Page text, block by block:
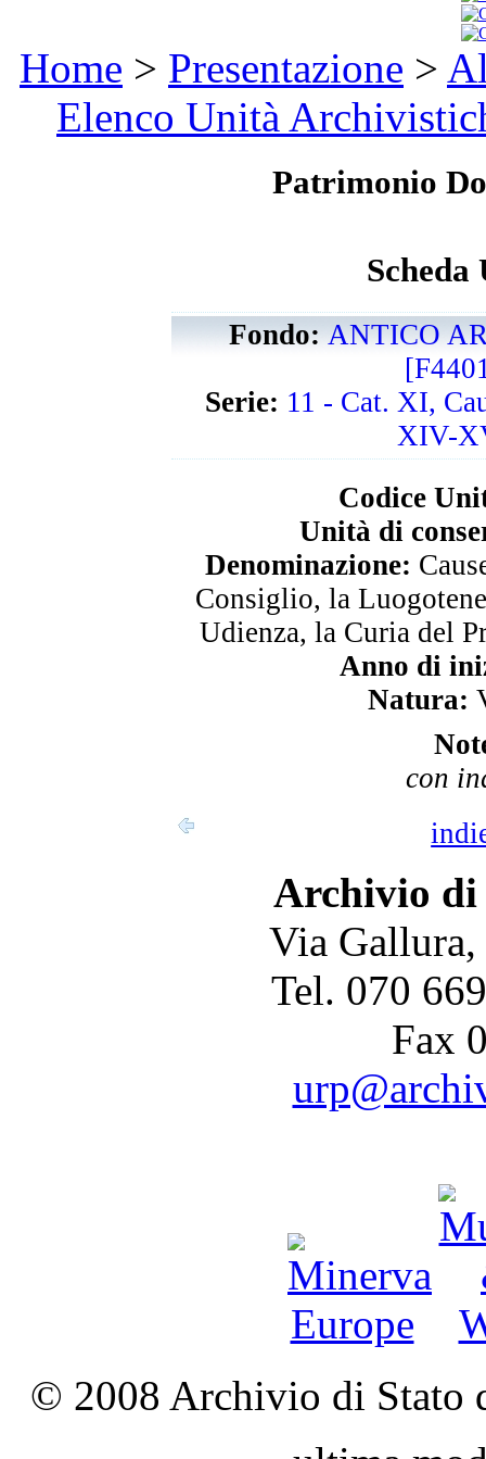
Home > Presentazione >
Elenco Unità
Patrimonio
Scheda
Fondo:ANTICO
Serie: 11 - Cat. XI,
XIV-
Codice
Unità di
Denominazione:
Consiglio, la
Udienza, la Curia del
Anno di
Natura:
con
Archivio
Via
Tel. 070
Fax
© 2008 Archivio di Stato